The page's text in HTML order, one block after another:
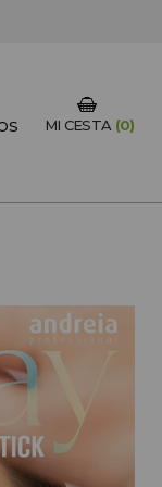
registrarte
MI CESTA (0)